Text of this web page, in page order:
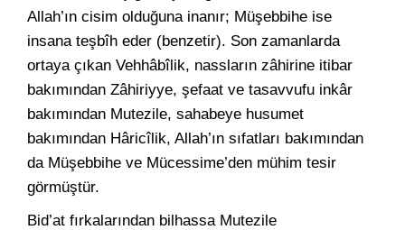
Allah’ın cisim olduğuna inanır; Müşebbihe ise
insana teşbîh eder (benzetir). Son zamanlarda
ortaya çıkan Vehhâbîlik, nassların zâhirine itibar
bakımından Zâhiriyye, şefaat ve tasavvufu inkâr
bakımından Mutezile, sahabeye husumet
bakımından Hâricîlik, Allah’ın sıfatları bakımından
da Müşebbihe ve Mücessime’den mühim tesir
görmüştür.
Bid’at fırkalarından bilhassa Mutezile